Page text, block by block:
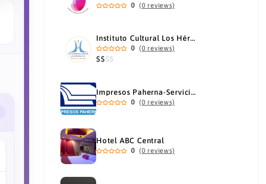
0 (0 reviews)
Instituto Cultural Los Héroes
0 (0 reviews)
$$$$
Impresos Paherna-Servicios Gráficos Industriales
0 (0 reviews)
Hotel ABC Central
0 (0 reviews)